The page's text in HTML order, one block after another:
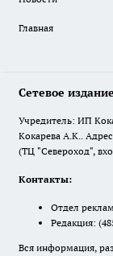
Главная
Сетевое
Учредитель: ИП
Кокарева А.К..
(ТЦ "Североход",
Контакты:
Отдел
Редакция:
Вся информация,